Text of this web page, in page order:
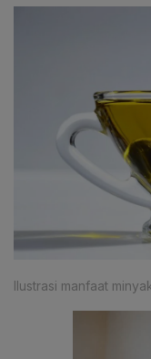
Ilustrasi manfaat